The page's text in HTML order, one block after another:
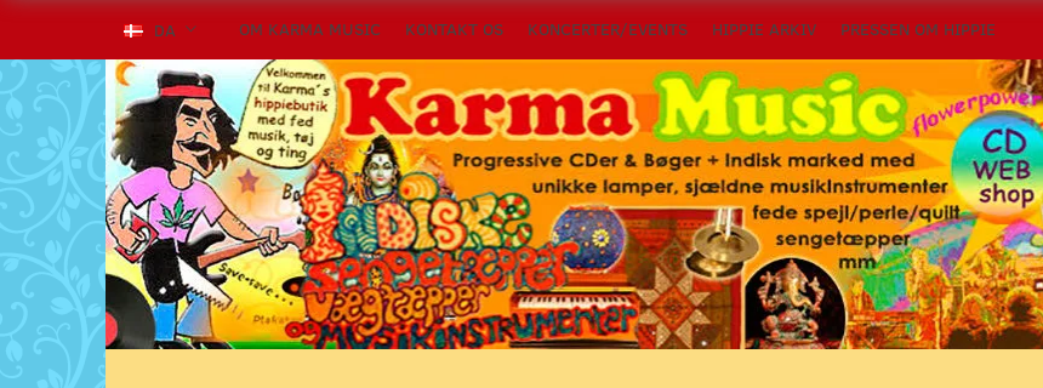
DA OM KARMA MUSIC KONTAKT OS KONCERTER/EVENTS HIPPIE ARKIV PRESSEN OM HIPPIE